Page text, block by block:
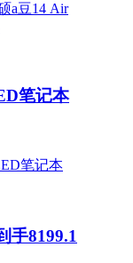
笔记本
手8199.1